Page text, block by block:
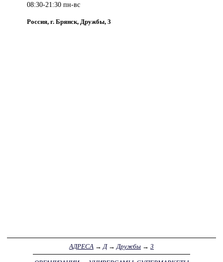
08:30-21:30 пн-вс
Россия, г. Брянск, Дружбы, 3
АДРЕСА → Д→ Дружбы → 3